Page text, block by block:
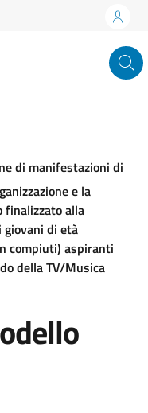
di manifestazioni di
e la
finalizzato alla
giovani di età
compiuti) aspiranti
della TV/Musica